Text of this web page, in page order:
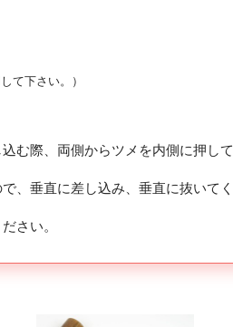
て下さい。）
む際、両側からツメを内側に押して
、垂直に差し込み、垂直に抜いてく
さい。